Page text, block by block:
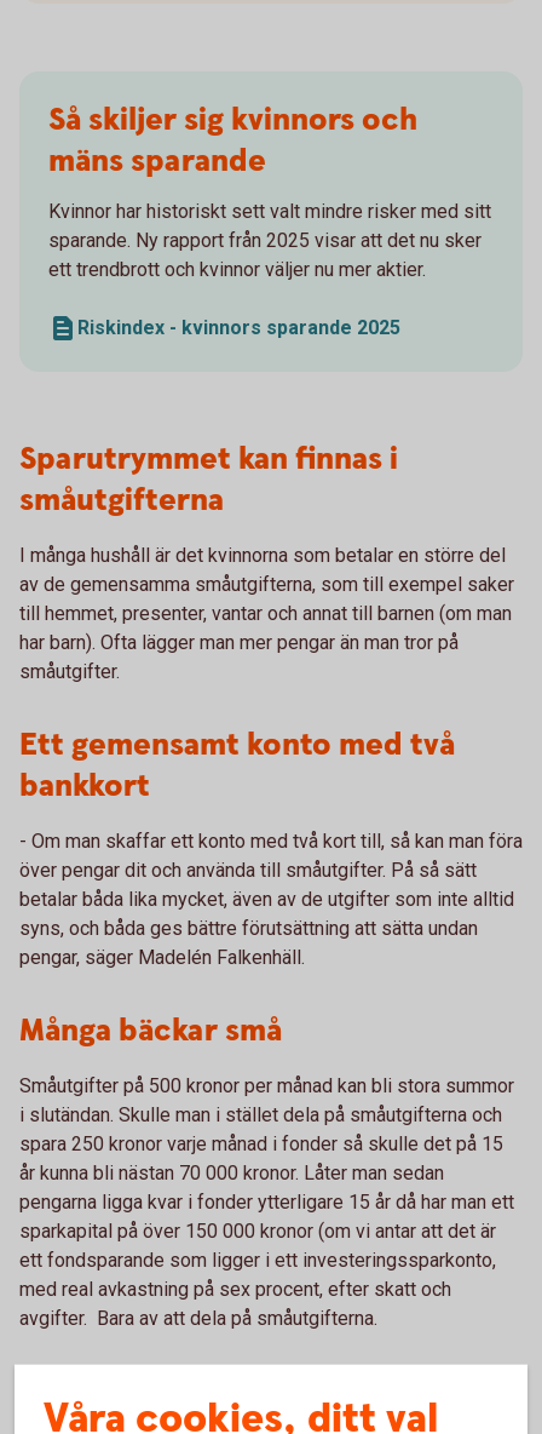
Så skiljer sig kvinnors och
mäns sparande
Kvinnor har historiskt sett valt mindre risker med sitt
sparande. Ny rapport från 2025 visar att det nu sker
ett trendbrott och kvinnor väljer nu mer aktier.
Riskindex - kvinnors sparande 2025
Sparutrymmet kan finnas i
småutgifterna
I många hushåll är det kvinnorna som betalar en större del
av de gemensamma småutgifterna, som till exempel saker
till hemmet, presenter, vantar och annat till barnen (om man
har barn). Ofta lägger man mer pengar än man tror på
småutgifter.
Ett gemensamt konto med två
bankkort
- Om man skaffar ett konto med två kort till, så kan man föra
över pengar dit och använda till småutgifter. På så sätt
betalar båda lika mycket, även av de utgifter som inte alltid
syns, och båda ges bättre förutsättning att sätta undan
pengar, säger Madelén Falkenhäll.
Många bäckar små
Småutgifter på 500 kronor per månad kan bli stora summor
i slutändan. Skulle man i stället dela på småutgifterna och
spara 250 kronor varje månad i fonder så skulle det på 15
år kunna bli nästan 70 000 kronor. Låter man sedan
pengarna ligga kvar i fonder ytterligare 15 år då har man ett
sparkapital på över 150 000 kronor (om vi antar att det är
ett fondsparande som ligger i ett investeringssparkonto,
med real avkastning på sex procent, efter skatt och
avgifter. Bara av att dela på småutgifterna.
Jämställt sparande under
Våra cookies, ditt val